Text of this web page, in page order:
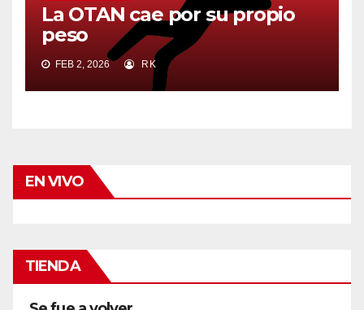
La OTAN cae por su propio
peso
FEB 2, 2026 RK
EN VIVO
TIENDA